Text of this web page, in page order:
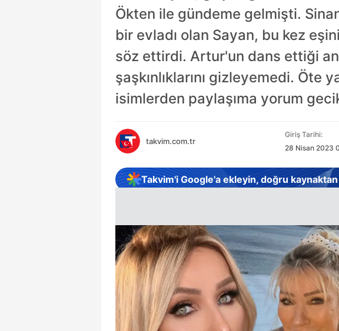
Ökten ile gündeme gelmişti.
bir evladı olan Sayan, bu kez
söz ettirdi. Artur'un dans ettiği
şaşkınlıklarını gizleyemedi.
isimlerden paylaşıma yorum
takvim.com.tr
Giriş Tarihi:
28 Nisan 2023
Takvim'i Google'a ekleyin, doğru kaynaktan